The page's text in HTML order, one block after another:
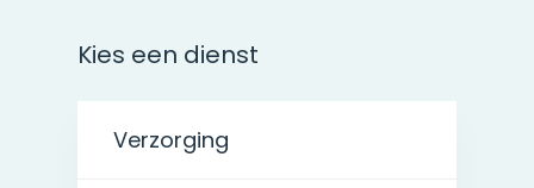
Kies een dienst
Verzorging